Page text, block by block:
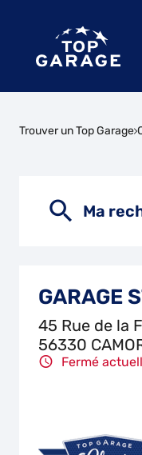
Trouver un Top Garage
Ma
GARAGE
45 Rue de la
56330
Fermé